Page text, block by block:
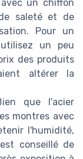
un chiffon
saleté et de
Pour un
un peu
des produits
altérer la
que l'acier
montres avec
l'humidité,
conseillé de